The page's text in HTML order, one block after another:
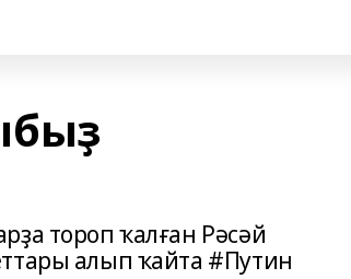
тороп ҡалған Рәсәй
алып ҡайта #Путин